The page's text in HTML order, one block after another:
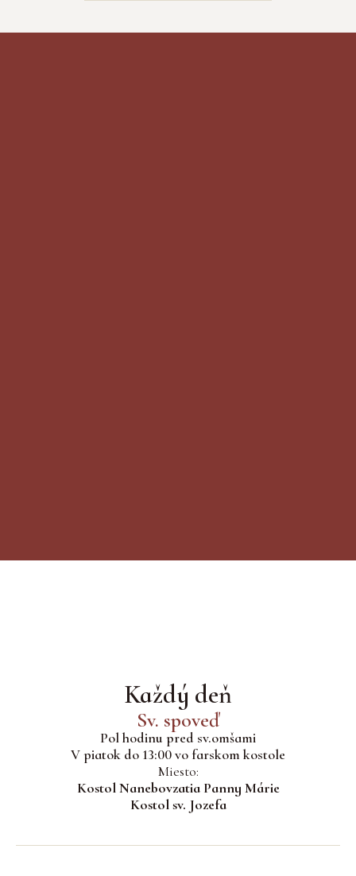
Každý deň
Sv. spoveď
Pol hodinu pred sv.omšami
V piatok do 13:00 vo farskom kostole
Miesto:
Kostol Nanebovzatia Panny Márie
Kostol sv. Jozefa